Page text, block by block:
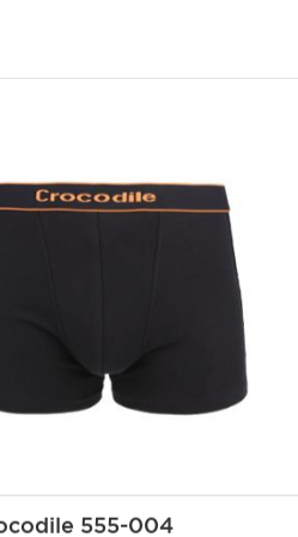
555-004